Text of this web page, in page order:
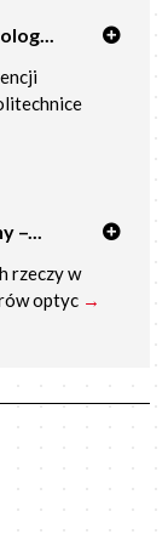
–...
rzeczy w
optyc →